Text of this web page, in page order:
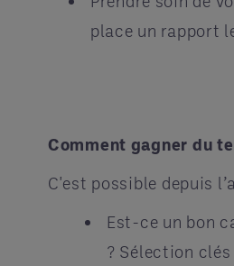
place un rapport
Comment gagner du
C'est possible depuis
Est-ce un bon
? Sélection